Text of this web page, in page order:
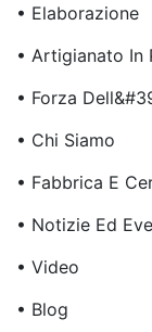
• Elaborazione
• Artigianato In
• Forza
• Chi Siamo
• Fabbrica E
• Notizie Ed
• Video
• Blog